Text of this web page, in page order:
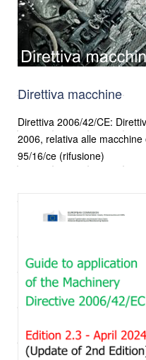
Direttiva macchine
Direttiva 2006/42/CE:
2006, relativa alle
95/16/ce (rifusione)